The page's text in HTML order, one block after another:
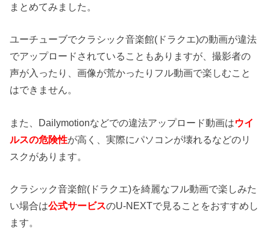
まとめてみました。
ユーチューブでクラシック音楽館(ドラクエ)の動画が違法
でアップロードされていることもありますが、撮影者の
声が入ったり、画像が荒かったりフル動画で楽しむこと
はできません。
また、Dailymotionなどでの違法アップロード動画はウイ
ルスの危険性が高く、実際にパソコンが壊れるなどのリ
スクがあります。
クラシック音楽館(ドラクエ)を綺麗なフル動画で楽しみた
い場合は公式サービスのU-NEXTで見ることをおすすめし
ます。